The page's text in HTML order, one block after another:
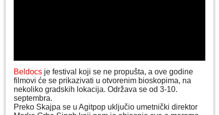
Beldocs je festival koji se ne propušta, a ove godine
filmovi će se prikazivati u otvorenim bioskopima, na
nekoliko gradskih lokacija. Održava se od 3-10.
septembra.
Preko Skajpa se u Agitpop uključio umetnički direktor